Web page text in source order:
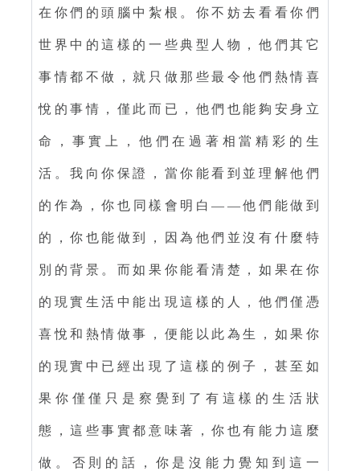
在你們的頭腦中紮根。你不妨去看看你們
世界中的這樣的一些典型人物，他們其它
事情都不做，就只做那些最令他們熱情喜
悅的事情，僅此而已，他們也能夠安身立
命，事實上，他們在過著相當精彩的生
活。我向你保證，當你能看到並理解他們
的作為，你也同樣會明白——他們能做到
的，你也能做到，因為他們並沒有什麼特
別的背景。而如果你能看清楚，如果在你
的現實生活中能出現這樣的人，他們僅憑
喜悅和熱情做事，便能以此為生，如果你
的現實中已經出現了這樣的例子，甚至如
果你僅僅只是察覺到了有這樣的生活狀
態，這些事實都意味著，你也有能力這麼
做。否則的話，你是沒能力覺知到這一